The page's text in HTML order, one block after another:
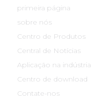
primeira página
sobre nós
Centro de Produtos
Central de Notícias
Aplicação na indústria
Centro de download
Contate-nos